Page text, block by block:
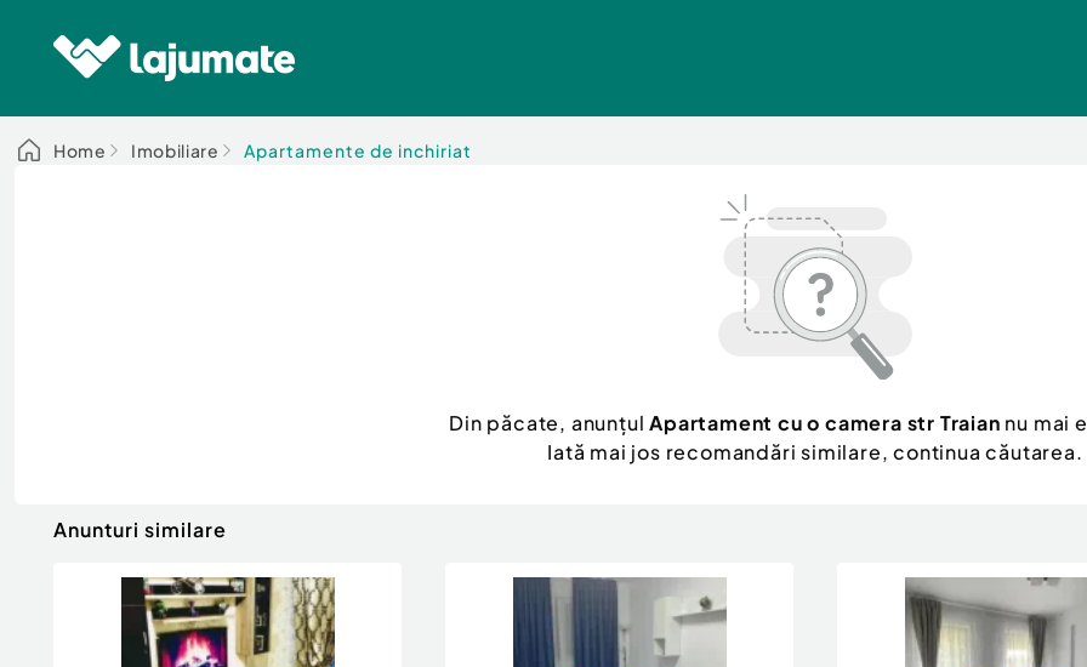
Home Imobiliare Apartamente de inchiriat
Din păcate, anunțulApartament cu o camera str Traian nu mai
Iată mai jos recomandări similare, continua căutarea.
Anunturi similare